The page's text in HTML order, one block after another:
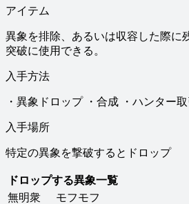
アイテム
異象を排除、あるいは収容した際に
突破に使用できる。
入手方法
・異象ドロップ ・合成 ・ハンター
入手場所
特定の異象を撃破するとドロップ
ドロップする異象一覧
無明衆
モフモフ